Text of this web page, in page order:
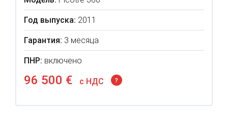
Год выпуска: 2011
Гарантия: 3 месяца
ПНР: включено
96 500 € c НДС ?